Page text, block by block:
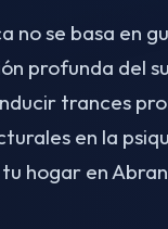
no se basa en
profunda del
trances
en la
hogar en